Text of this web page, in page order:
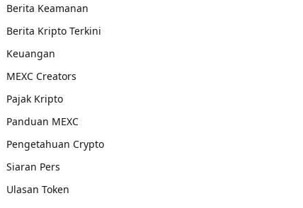
Berita Keamanan
Berita Kripto Terkini
Keuangan
MEXC Creators
Pajak Kripto
Panduan MEXC
Pengetahuan Crypto
Siaran Pers
Ulasan Token